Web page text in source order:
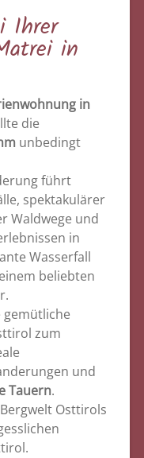
Ihrer
in
in
die
unbedingt
führt
spektakulärer
Waldwege und
in
Wasserfall
beliebten
gemütliche
zum
und
Tauern.
Osttirols